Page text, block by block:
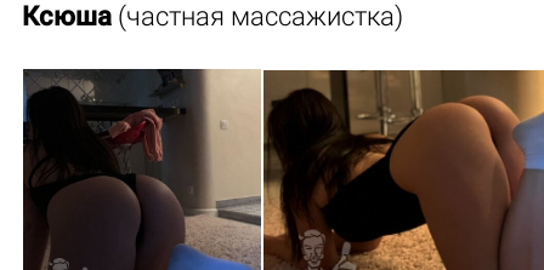
Ксюша (частная массажистка)